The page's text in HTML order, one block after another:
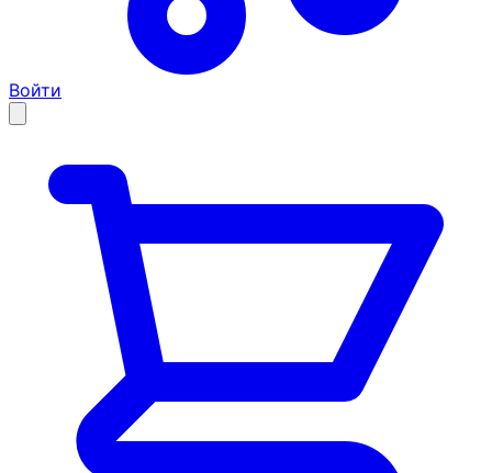
Войти